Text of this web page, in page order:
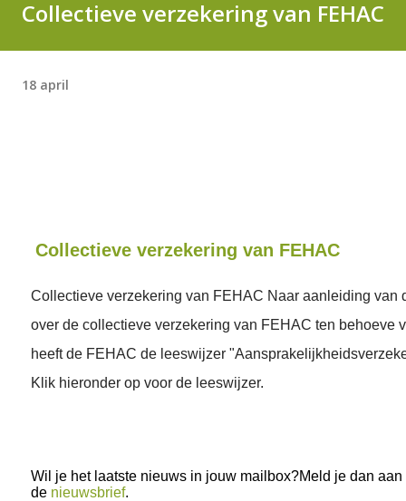
Collectieve verzekering van FEHAC
18 april
Collectieve verzekering van FEHAC
Collectieve verzekering van FEHAC Naar aanleiding van
over de collectieve verzekering van FEHAC ten behoeve
heeft de FEHAC de leeswijzer
Klik hieronder op voor de leeswijzer.
Wil je het laatste nieuws in jouw mailbox?Meld je dan aan
de nieuwsbrief.